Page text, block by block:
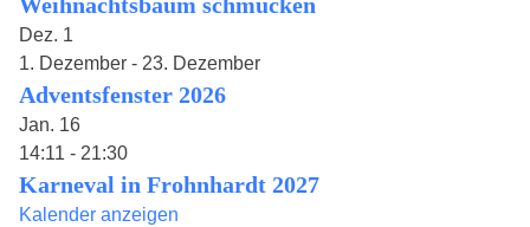
Dez. 1
1. Dezember - 23. Dezember
Adventsfenster 2026
Jan. 16
14:11 - 21:30
Karneval in Frohnhardt 2027
Kalender anzeigen